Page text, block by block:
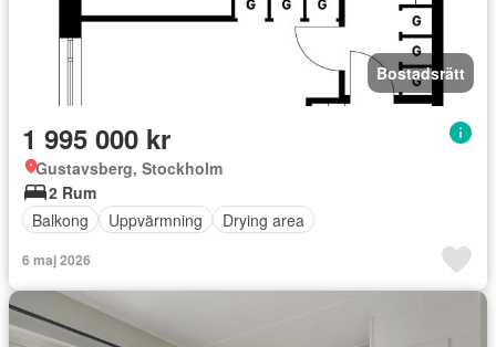
Bostadsrätt
1 995 000 kr
Gustavsberg, Stockholm
2 Rum
Balkong
Uppvärmning Drying area
6 maj 2026